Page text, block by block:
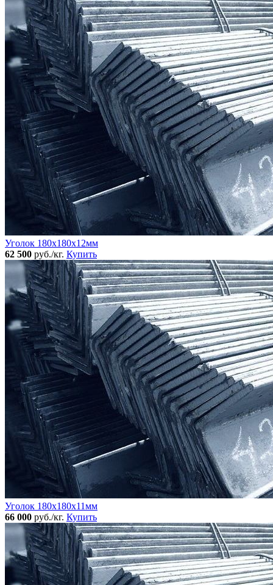
Уголок 180x180х12мм
62 500 руб./кг. Купить
Уголок 180x180х11мм
66 000 руб./кг. Купить